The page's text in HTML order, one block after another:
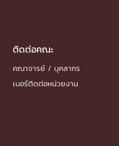
ติดต่อคณะ
คณาจารย์ / บุคลากร
เบอร์ติดต่อหน่วยงาน